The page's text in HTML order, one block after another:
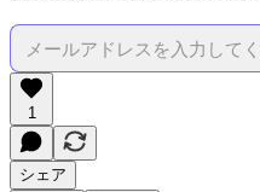
1
シェア